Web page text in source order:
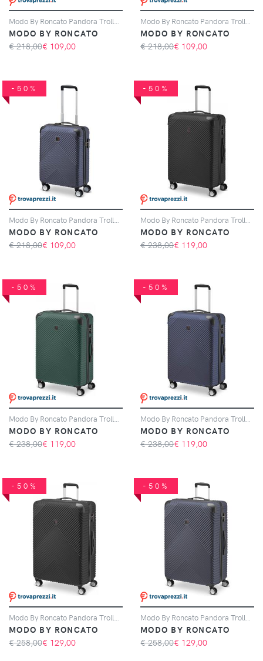
MODO BY RONCATO
€ 218,00€ 109,00
MODO BY RONCATO
€ 218,00€ 109,00
-50%
MODO BY RONCATO
€ 218,00€ 109,00
-50%
MODO BY RONCATO
€ 238,00€ 119,00
-50%
MODO BY RONCATO
€ 238,00€ 119,00
-50%
MODO BY RONCATO
€ 238,00€ 119,00
-50%
MODO BY RONCATO
€ 258,00€ 129,00
-50%
MODO BY RONCATO
€ 258,00€ 129,00